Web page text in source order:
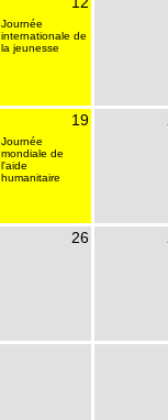
Journée
internationale de
la jeunesse
19
Journée
mondiale de
l'aide
humanitaire
26